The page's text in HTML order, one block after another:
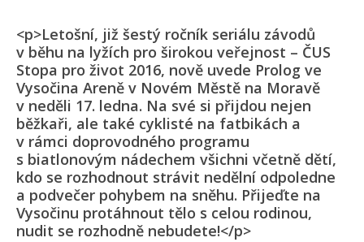
<p>Letošní, již šestý ročník seriálu závodů
v běhu na lyžích pro širokou veřejnost – ČUS
Stopa pro život 2016, nově uvede Prolog ve
Vysočina Areně v Novém Městě na Moravě
v neděli 17. ledna. Na své si přijdou nejen
běžkaři, ale také cyklisté na fatbikách a
v rámci doprovodného programu
s biatlonovým nádechem všichni včetně dětí,
kdo se rozhodnout strávit nedělní odpoledne
a podvečer pohybem na sněhu. Přijeďte na
Vysočinu protáhnout tělo s celou rodinou,
nudit se rozhodně nebudete!</p>